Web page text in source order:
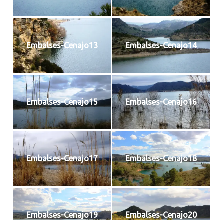
Embalses-Cenajo13 Embalses-Cenajo14
Embalses-Cenajo15 Embalses-Cenajo16
Embalses-Cenajo17 Embalses-Cenajo18
Embalses-Cenajo19 Embalses-Cenajo20